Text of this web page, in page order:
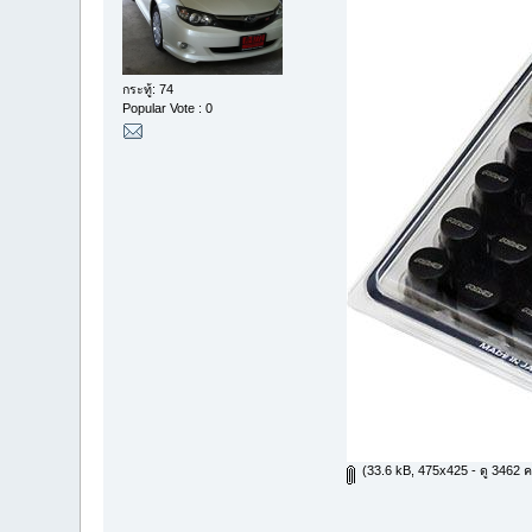
กระทู้: 74
Popular Vote : 0
(33.6 kB, 475x425 - ดู 3462